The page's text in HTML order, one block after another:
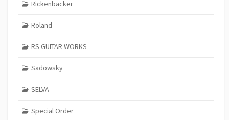
Rickenbacker
Roland
RS GUITAR WORKS
Sadowsky
SELVA
Special Order